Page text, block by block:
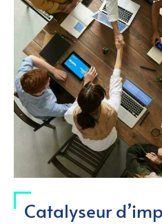
Catalyseur